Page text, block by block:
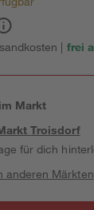
| frei
Markt
Troisdorf
für dich
anderen Märkten